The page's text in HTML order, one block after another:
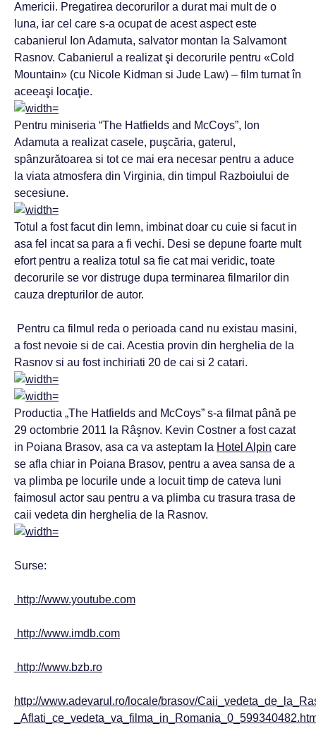
Americii. Pregatirea decorurilor a durat mai mult de o
luna, iar cel care s-a ocupat de acest aspect este
cabanierul Ion Adamuta, salvator montan la Salvamont
Rasnov. Cabanierul a realizat şi decorurile pentru «Cold
Mountain» (cu Nicole Kidman si Jude Law) – film turnat în
aceeaşi locaţie.
Pentru miniseria “The Hatfields and McCoys”, Ion
Adamuta a realizat casele, puşcăria, gaterul,
spânzurătoarea si tot ce mai era necesar pentru a aduce
la viata atmosfera din Virginia, din timpul Razboiului de
secesiune.
Totul a fost facut din lemn, imbinat doar cu cuie si facut in
asa fel incat sa para a fi vechi. Desi se depune foarte mult
efort pentru a realiza totul sa fie cat mai veridic, toate
decorurile se vor distruge dupa terminarea filmarilor din
cauza drepturilor de autor.
Pentru ca filmul reda o perioada cand nu existau masini,
a fost nevoie si de cai. Acestia provin din herghelia de la
Rasnov si au fost inchiriati 20 de cai si 2 catari.
Productia „The Hatfields and McCoys” s-a filmat până pe
29 octombrie 2011 la Râşnov. Kevin Costner a fost cazat
in Poiana Brasov, asa ca va asteptam la Hotel Alpin care
se afla chiar in Poiana Brasov, pentru a avea sansa de a
va plimba pe locurile unde a locuit timp de cateva luni
faimosul actor sau pentru a va plimba cu trasura trasa de
caii vedeta din herghelia de la Rasnov.
Surse:
http://www.youtube.com
http://www.imdb.com
http://www.bzb.ro
http://www.adevarul.ro/locale/brasov/